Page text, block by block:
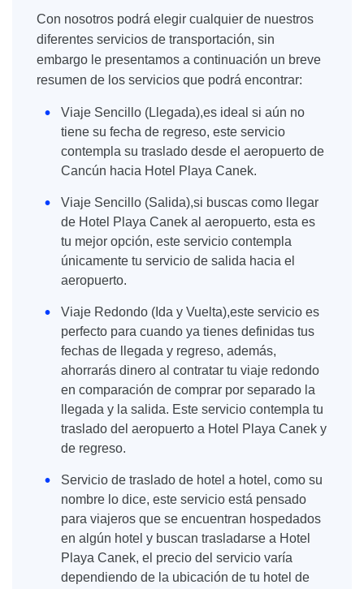
Con nosotros podrá elegir cualquier de nuestros
diferentes servicios de transportación, sin
embargo le presentamos a continuación un breve
resumen de los servicios que podrá encontrar:
Viaje Sencillo (Llegada),es ideal si aún no
tiene su fecha de regreso, este servicio
contempla su traslado desde el aeropuerto de
Cancún hacia Hotel Playa Canek.
Viaje Sencillo (Salida),si buscas como llegar
de Hotel Playa Canek al aeropuerto, esta es
tu mejor opción, este servicio contempla
únicamente tu servicio de salida hacia el
aeropuerto.
Viaje Redondo (Ida y Vuelta),este servicio es
perfecto para cuando ya tienes definidas tus
fechas de llegada y regreso, además,
ahorrarás dinero al contratar tu viaje redondo
en comparación de comprar por separado la
llegada y la salida. Este servicio contempla tu
traslado del aeropuerto a Hotel Playa Canek y
de regreso.
Servicio de traslado de hotel a hotel, como su
nombre lo dice, este servicio está pensado
para viajeros que se encuentran hospedados
en algún hotel y buscan trasladarse a Hotel
Playa Canek, el precio del servicio varía
dependiendo de la ubicación de tu hotel de